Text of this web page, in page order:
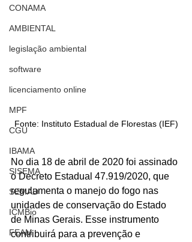
CONAMA
AMBIENTAL
legislação ambiental
software
licenciamento online
MPF
CGU
IBAMA
SISEMA
SEMAD
ICMBio
FEAM
Fonte: Instituto Estadual de Florestas (IEF)
No dia 18 de abril de 2020 foi assinado
o Decreto Estadual 47.919/2020, que
regulamenta o manejo do fogo nas
unidades de conservação do Estado
de Minas Gerais. Esse instrumento
contribuirá para a prevenção e